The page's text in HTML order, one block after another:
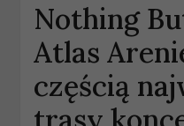
Nothing
Atlas
częścią